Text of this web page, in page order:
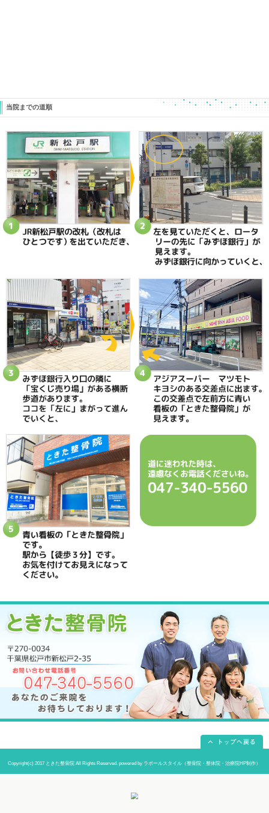
当院へのアクセス情報
ときた整骨院
所在地
〒270-0034 千葉県松戸市新松戸2-35
電話番号
047-340-5560
駐車場
駐車場はありません
予約
完全予約制 お電話にて受付致します
休診日
日曜・祝日
院長
鴇田 晶
当院までの道順